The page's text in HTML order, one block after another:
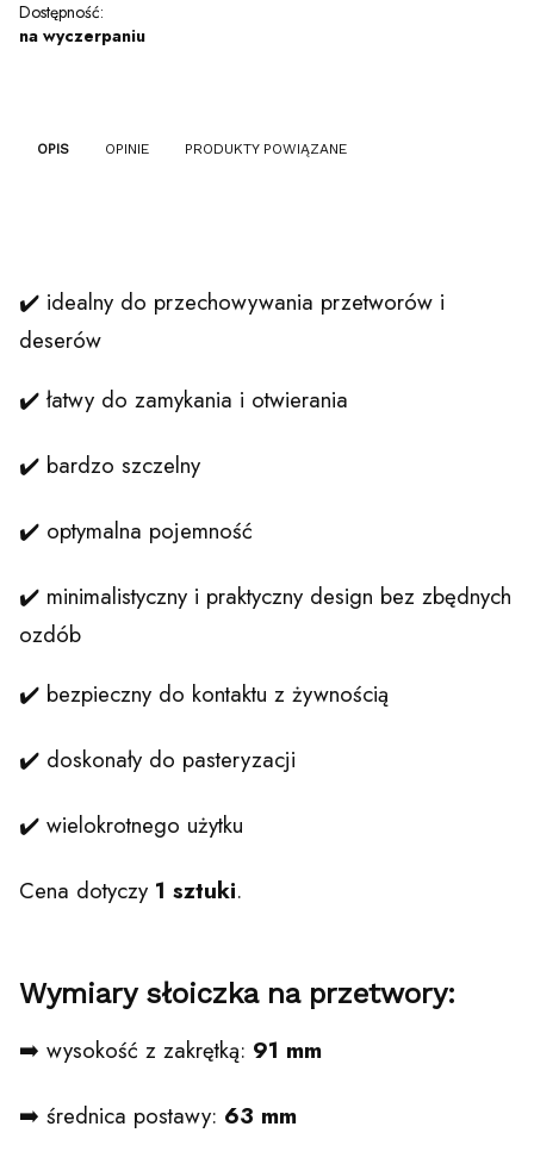
Dostępność:
na wyczerpaniu
OPIS OPINIE PRODUKTY POWIĄZANE
✔️ idealny do przechowywania przetworów i
deserów
✔️ łatwy do zamykania i otwierania
✔️ bardzo szczelny
✔️ optymalna pojemność
✔️ minimalistyczny i praktyczny design bez zbędnych
ozdób
✔️ bezpieczny do kontaktu z żywnością
✔️ doskonały do pasteryzacji
✔️ wielokrotnego użytku
Cena dotyczy 1 sztuki.
Wymiary słoiczka na przetwory:
➡️ wysokość z zakrętką: 91 mm
➡️ średnica postawy: 63 mm